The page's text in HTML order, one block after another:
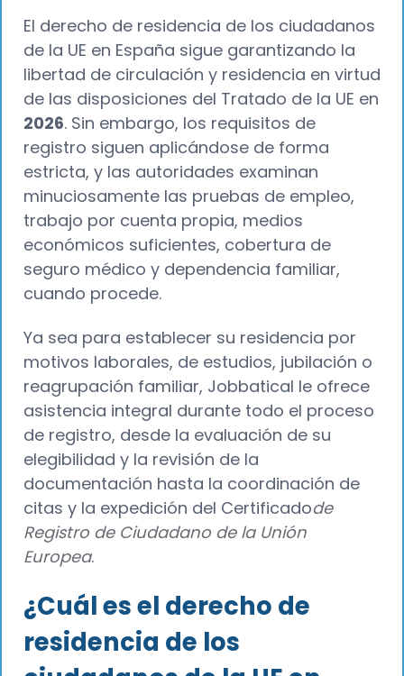
El derecho de residencia de los ciudadanos
de la UE en España sigue garantizando la
libertad de circulación y residencia en virtud
de las disposiciones del Tratado de la UE en
2026. Sin embargo, los requisitos de
registro siguen aplicándose de forma
estricta, y las autoridades examinan
minuciosamente las pruebas de empleo,
trabajo por cuenta propia, medios
económicos suficientes, cobertura de
seguro médico y dependencia familiar,
cuando procede.
Ya sea para establecer su residencia por
motivos laborales, de estudios, jubilación o
reagrupación familiar, Jobbatical le ofrece
asistencia integral durante todo el proceso
de registro, desde la evaluación de su
elegibilidad y la revisión de la
documentación hasta la coordinación de
citas y la expedición del Certificadode
Registro de Ciudadano de la Unión
Europea.
¿Cuál es el derecho de
residencia de los